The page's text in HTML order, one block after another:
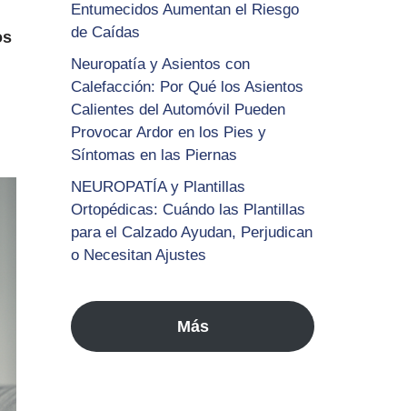
Entumecidos Aumentan el Riesgo
de Caídas
Neuropatía y Asientos con
Calefacción: Por Qué los Asientos
Calientes del Automóvil Pueden
Provocar Ardor en los Pies y
Síntomas en las Piernas
NEUROPATÍA y Plantillas
Ortopédicas: Cuándo las Plantillas
para el Calzado Ayudan, Perjudican
o Necesitan Ajustes
Más